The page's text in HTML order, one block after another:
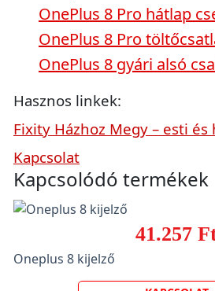
OnePlus 8 Pro hátlap
OnePlus 8 Pro
OnePlus 8 gyári alsó
Hasznos linkek:
Fixity Házhoz Megy – esti
Kapcsolat
Kapcsolódó termékek
41.257
Oneplus 8 kijelző